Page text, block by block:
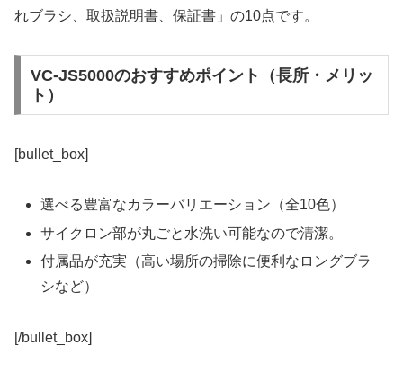
れブラシ、取扱説明書、保証書」の10点です。
VC-JS5000のおすすめポイント（長所・メリッ
ト）
[bullet_box]
選べる豊富なカラーバリエーション（全10色）
サイクロン部が丸ごと水洗い可能なので清潔。
付属品が充実（高い場所の掃除に便利なロングブラ
シなど）
[/bullet_box]